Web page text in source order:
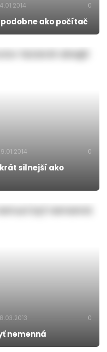
0
ako počítač
0
silnejší ako
0
nemenná